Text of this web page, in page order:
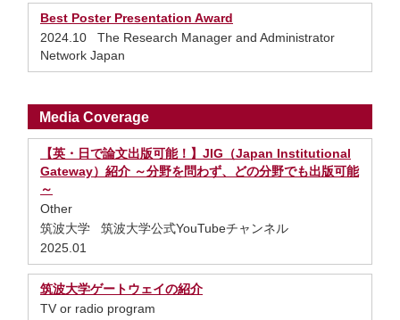
Best Poster Presentation Award
2024.10 The Research Manager and Administrator
Network Japan
Media Coverage
【英・日で論文出版可能！】JIG（Japan Institutional
Gateway）紹介 ～分野を問わず、どの分野でも出版可能
～
Other
筑波大学 筑波大学公式YouTubeチャンネル
2025.01
筑波大学ゲートウェイの紹介
TV or radio program